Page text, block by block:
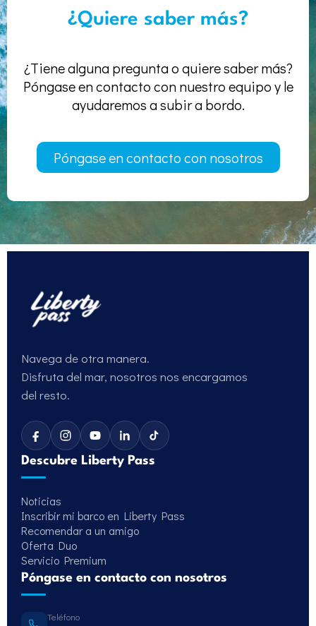
¿Quiere saber más?
¿Tiene alguna pregunta o quiere saber más?
Póngase en contacto con nuestro equipo y le
ayudaremos a subir a bordo.
Póngase en contacto con nosotros
Navega de otra manera.
Disfruta del mar, nosotros nos encargamos
del resto.
Descubre Liberty Pass
Noticias
Inscribir mi barco en Liberty Pass
Recomendar a un amigo
Oferta Duo
Servicio Premium
Póngase en contacto con nosotros
Teléfono